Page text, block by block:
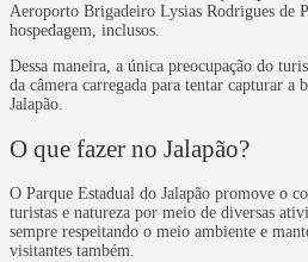
Aeroporto Brigadeiro Lysias Rodrigues de
hospedagem, inclusos.
Dessa maneira, a única preocupação do
da câmera carregada para tentar capturar a
Jalapão.
O que fazer no Jalapão?
O Parque Estadual do Jalapão promove o
turistas e natureza por meio de diversas
sempre respeitando o meio ambiente e
visitantes também.